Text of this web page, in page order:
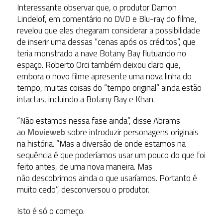
Interessante observar que, o produtor Damon
Lindelof, em comentário no DVD e Blu-ray do filme,
revelou que eles chegaram considerar a possibilidade
de inserir uma dessas “cenas após os créditos”, que
teria monstrado a nave Botany Bay flutuando no
espaço. Roberto Orci também deixou claro que,
embora o novo filme apresente uma nova linha do
tempo, muitas coisas do “tempo original” ainda estão
intactas, incluindo a Botany Bay e Khan.
“Não estamos nessa fase ainda”, disse Abrams
ao Movieweb sobre introduzir personagens originais
na história. “Mas a diversão de onde estamos na
sequência é que poderíamos usar um pouco do que foi
feito antes, de uma nova maneira. Mas
não descobrimos ainda o que usaríamos. Portanto é
muito cedo”, desconversou o produtor.
Isto é só o começo.